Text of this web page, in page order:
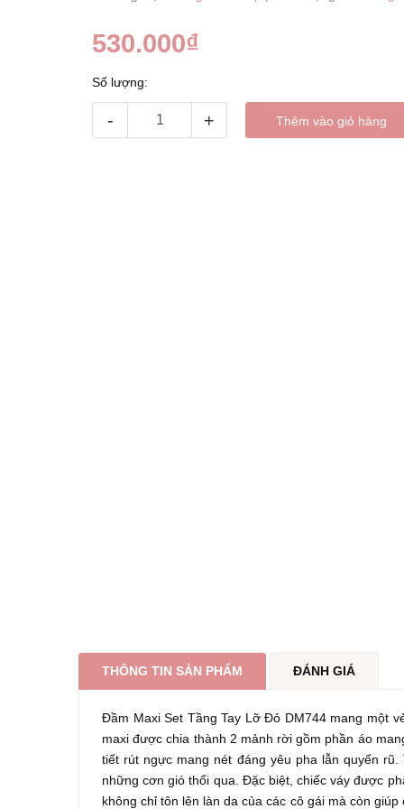
530.000₫
Số lượng:
- + Thêm vào giỏ hàng
THÔNG TIN SẢN PHẨM ĐÁNH GIÁ
Đầm Maxi Set Tầng Tay Lỡ Đỏ DM744 mang một
maxi được chia thành 2 mảnh rời gồm phần áo
tiết rút ngực mang nét đáng yêu pha lẫn quyến
những cơn gió thổi qua. Đặc biệt, chiếc váy được
không chỉ tôn lên làn da của các cô gái mà còn